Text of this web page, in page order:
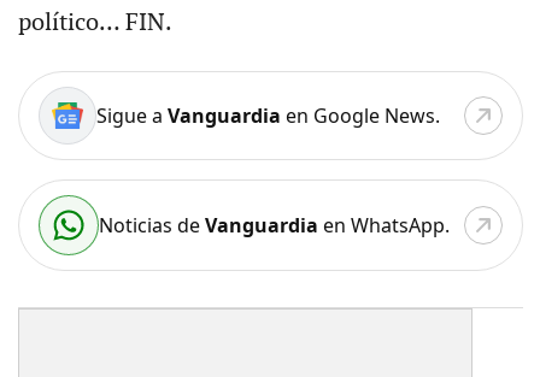
político… FIN.
Sigue a Vanguardia en Google News.
Noticias deVanguardia en WhatsApp.